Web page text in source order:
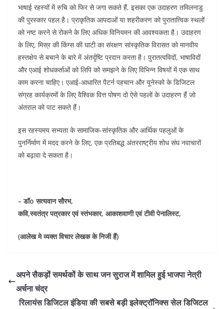
भाषाई रहस्यों में रुचि को फिर से जगा सकते हैं, इसका एक उदाहरण तमिलनाडु
की पुरस्कार पहल है। प्राकृतिक आपदाओं या शहरीकरण को पुरातात्विक स्थलों
को नष्ट करने से रोकने के लिए अधिक विनियमन की आवश्यकता है। उदाहरण
के लिए, मिस्र की किंग्स की घाटी का संरक्षण सांस्कृतिक विरासत को मानवीय
हस्तक्षेप से बचाने के बारे में अंतर्दृष्टि प्रदान करता है। पुरातत्वविदों, भाषाविदों
और एआई शोधकर्ताओं को लिपि को समझने के लिए विभिन्न विषयों में एक साथ
काम करना चाहिए। एआई-आधारित पैटर्न पहचान और यूनेस्को के डिजिटल
संग्रह कार्यक्रमों के लिए वैश्विक वित्त पोषण दो ऐसे पहलों के उदाहरण हैं जो
अंतराल को पाट सकते हैं।
इस रहस्यमय सभ्यता के सामाजिक-सांस्कृतिक और आर्थिक पहलुओं के
पुनर्निर्माण में मदद करने के लिए, एक प्रतिबद्ध अंतरराष्ट्रीय शोध संघ नवाचारों
को बढ़ावा दे सकता है।
– डॉo सत्यवान सौरभ,
कवि,स्वतंत्र पत्रकार एवं स्तंभकार, आकाशवाणी एवं टीवी पेनालिस्ट,
(आलेख मे व्यक्त विचार लेखक के निजी हैं)
अपने सैकड़ों समर्थकों के साथ जन सुराज में शामिल हुई भाजपा नेत्री
अर्चना चंद्र
रिलायंस डिजिटल इंडिया की सबसे बड़ी इलेक्ट्रॉनिक्स सेल डिजिटल